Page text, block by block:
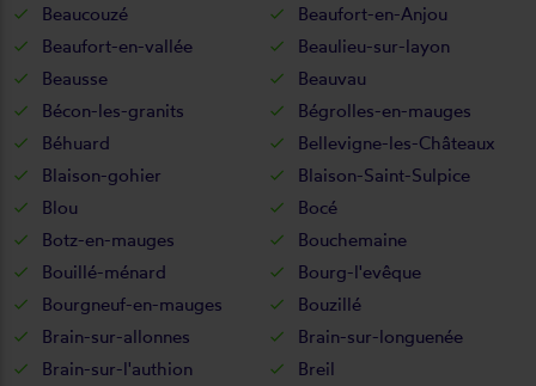
Beaucouzé
Beaufort-en-Anjou
Beaufort-en-vallée
Beaulieu-sur-layon
Beausse
Beauvau
Bécon-les-granits
Bégrolles-en-mauges
Béhuard
Bellevigne-les-Châteaux
Blaison-gohier
Blaison-Saint-Sulpice
Blou
Bocé
Botz-en-mauges
Bouchemaine
Bouillé-ménard
Bourg-l'evêque
Bourgneuf-en-mauges
Bouzillé
Brain-sur-allonnes
Brain-sur-longuenée
Brain-sur-l'authion
Breil